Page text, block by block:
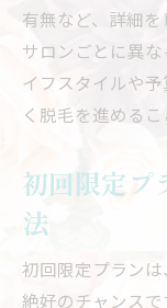
有無など、詳細を
サロンごとに異
イフスタイルや
く脱毛を進めるこ
初回限定プ
法
初回限定プラン
絶好のチャンス